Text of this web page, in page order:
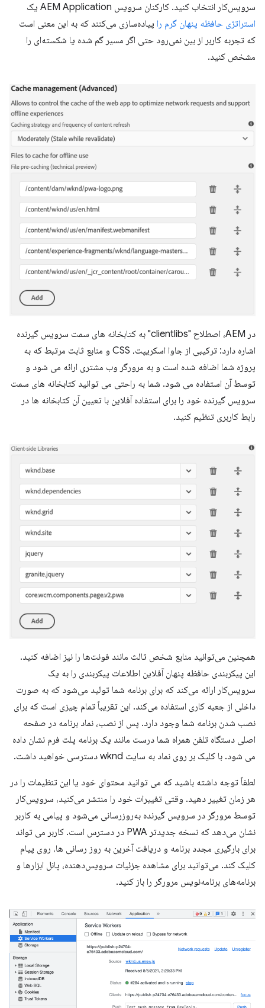
سرویس‌کار انتخاب کنید. کارکنان سرویس AEM Application یک
استراتژی حافظه پنهان گرم را پیاده‌سازی می‌کنند که به این معنی است
که تجربه کاربر از بین نمی‌رود حتی اگر مسیر گم شده یا شکسته‌ای را
مشخص کنید.
در AEM، اصطلاح "clientlibs" به کتابخانه های سمت سرویس گیرنده
اشاره دارد: ترکیبی از جاوا اسکریپت، CSS و منابع ثابت مرتبط که به
پروژه شما اضافه شده است و به مرورگر وب مشتری ارائه می شود و
توسط آن استفاده می شود. شما به راحتی می توانید کتابخانه های سمت
سرویس گیرنده خود را برای استفاده آفلاین با تعیین آن کتابخانه ها در
رابط کاربری تنظیم کنید.
همچنین می‌توانید منابع شخص ثالث مانند فونت‌ها را نیز اضافه کنید.
این پیکربندی حافظه پنهان آفلاین اطلاعات پیکربندی را به یک
سرویس‌کار ارائه می‌کند که برای برنامه شما تولید می‌شود که به صورت
داخلی از جعبه کاری استفاده می‌کند. این تقریباً تمام چیزی است که برای
نصب شدن برنامه شما وجود دارد. پس از نصب، نماد برنامه در صفحه
اصلی دستگاه تلفن همراه شما درست مانند یک برنامه پلت فرم نشان داده
می شود. با کلیک بر روی نماد به سایت wknd دسترسی خواهید داشت.
لطفاً توجه داشته باشید که می توانید محتوای خود یا این تنظیمات را در
هر زمان تغییر دهید. وقتی تغییرات خود را منتشر می‌کنید، سرویس‌کار
توسط مرورگر در سرویس گیرنده به‌روزرسانی می‌شود و پیامی به کاربر
نشان می‌دهد که نسخه جدیدتر PWA در دسترس است. کاربر می تواند
برای بارگیری مجدد برنامه و دریافت آخرین به روز رسانی ها، روی پیام
کلیک کند. می‌توانید برای مشاهده جزئیات سرویس‌دهنده، پانل ابزارها و
برنامه‌های برنامه‌نویس مرورگر را باز کنید.